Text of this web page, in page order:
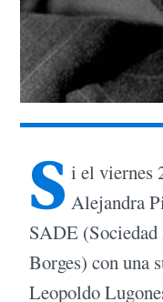
S i el viernes
Alejandra
SADE
Borges) con una
Leopoldo